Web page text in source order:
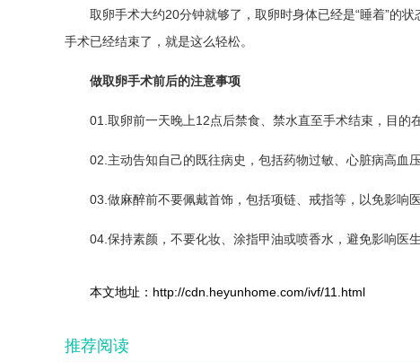
取卵手术大约20分钟就够了，取卵时身体已经是“睡着”的
手术已经结束了，就是这么轻松。
做取卵手术前后的注意事项
01.取卵前一天晚上12点后禁食、禁水直至手术结束，目的
02.主动告知自己的既往病史，包括药物过敏、心脏病高血
03.做麻醉前不要佩戴首饰，包括项链、戒指等，以免影响
04.保持素颜，不要化妆、涂指甲油或喷香水，避免影响医
本文地址：http://cdn.heyunhome.com/ivf/11.html
推荐阅读